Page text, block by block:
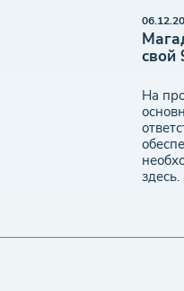
свой
На
здесь.